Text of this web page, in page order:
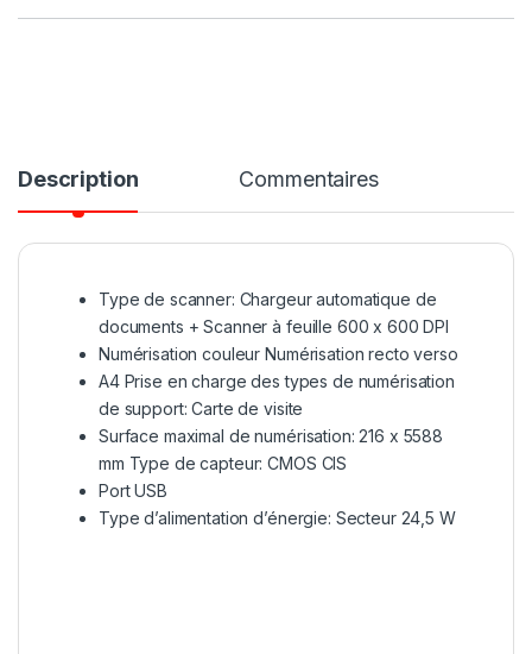
Description Commentaires
Type de scanner: Chargeur automatique de
documents + Scanner à feuille 600 x 600 DPI
Numérisation couleur Numérisation recto verso
A4 Prise en charge des types de numérisation
de support: Carte de visite
Surface maximal de numérisation: 216 x 5588
mm Type de capteur: CMOS CIS
Port USB
Type d’alimentation d’énergie: Secteur 24,5 W